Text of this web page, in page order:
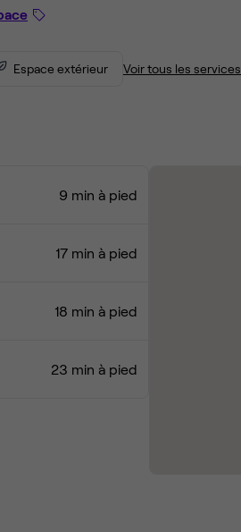
Espace extérieur Voir tous les services
9 min à pied
17 min à pied
18 min à pied
23 min à pied